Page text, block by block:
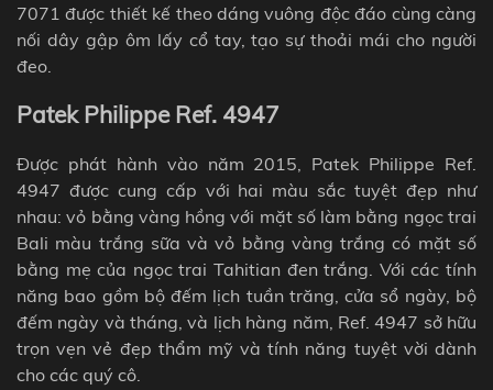
7071được thiết kế theo dáng vuông độc đáo cùng càng
nối dây gập ôm lấy cổ tay, tạo sự thoải mái cho người
đeo
Patek Philippe Ref. 4947
Được phát hành vào năm 2015, Patek Philippe Ref.
4947 được cung cấp với hai màu sắc tuyệt đẹp như
nhau: vỏ bằng vàng hồng với mặt số làm bằng ngọc trai
Bali màu trắng sữa và vỏ bằng vàng trắng có mặt số
bằng mẹ của ngọc trai Tahitian đen trắng. Với các tính
năng bao gồm bộ đếm lịch tuần trăng, cửa sổ ngày, bộ
đếm ngày và tháng, và lịch hàng năm, Ref. 4947 sở hữu
trọn vẹn vẻ đẹp thẩm mỹ và tính năng tuyệt vời dành
cho các quý cô.